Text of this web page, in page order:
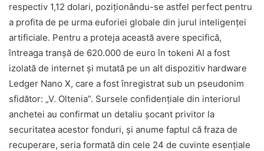
respectiv 1,12 dolari, poziționându-se astfel perfect pentru
a profita de pe urma euforiei globale din jurul inteligenței
artificiale. Pentru a proteja această avere specifică,
întreaga tranșă de 620.000 de euro în tokeni AI a fost
izolată de internet și mutată pe un alt dispozitiv hardware
Ledger Nano X, care a fost înregistrat sub un pseudonim
sfidător: „V. Oltenia”. Sursele confidențiale din interiorul
anchetei au confirmat un detaliu șocant privitor la
securitatea acestor fonduri, și anume faptul că fraza de
recuperare, seria formată din cele 24 de cuvinte esențiale